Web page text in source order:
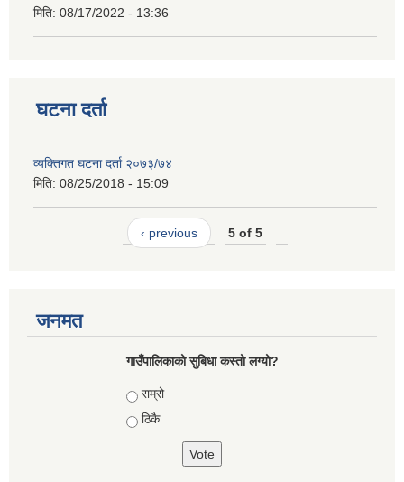
मिति: 08/17/2022 - 13:36
घटना दर्ता
व्यक्तिगत घटना दर्ता २०७३/७४
मिति: 08/25/2018 - 15:09
‹ previous 5 of 5
जनमत
गाउँपालिकाको सुबिधा कस्तो लग्यो?
Choices
राम्रो
ठिकै